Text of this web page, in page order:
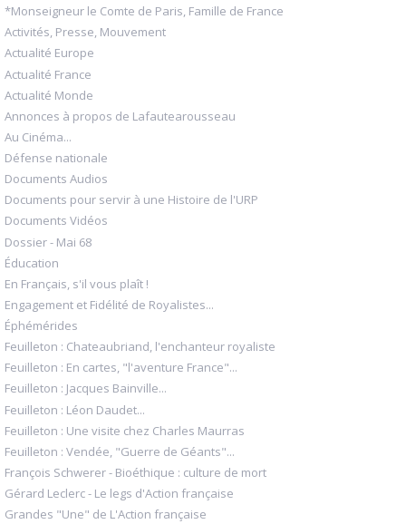
*Monseigneur le Comte de Paris, Famille de France
Activités, Presse, Mouvement
Actualité Europe
Actualité France
Actualité Monde
Annonces à propos de Lafautearousseau
Au Cinéma...
Défense nationale
Documents Audios
Documents pour servir à une Histoire de l'URP
Documents Vidéos
Dossier - Mai 68
Éducation
En Français, s'il vous plaît !
Engagement et Fidélité de Royalistes...
Éphémérides
Feuilleton : Chateaubriand, l'enchanteur royaliste
Feuilleton : En cartes, "l'aventure France"...
Feuilleton : Jacques Bainville...
Feuilleton : Léon Daudet...
Feuilleton : Une visite chez Charles Maurras
Feuilleton : Vendée, "Guerre de Géants"...
François Schwerer - Bioéthique : culture de mort
Gérard Leclerc - Le legs d'Action française
Grandes "Une" de L'Action française